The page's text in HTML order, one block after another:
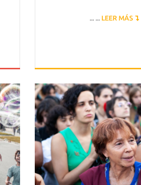
LEER MÁS